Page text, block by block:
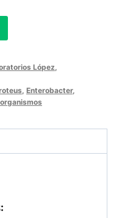
López
Enterobacter,